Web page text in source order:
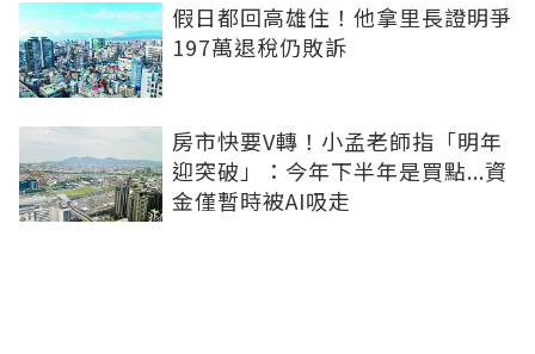
假日都回高雄住！他拿里長證明爭
197萬退稅仍敗訴
房市快要V轉！小孟老師指「明年
迎突破」：今年下半年是買點...資
金僅暫時被AI吸走